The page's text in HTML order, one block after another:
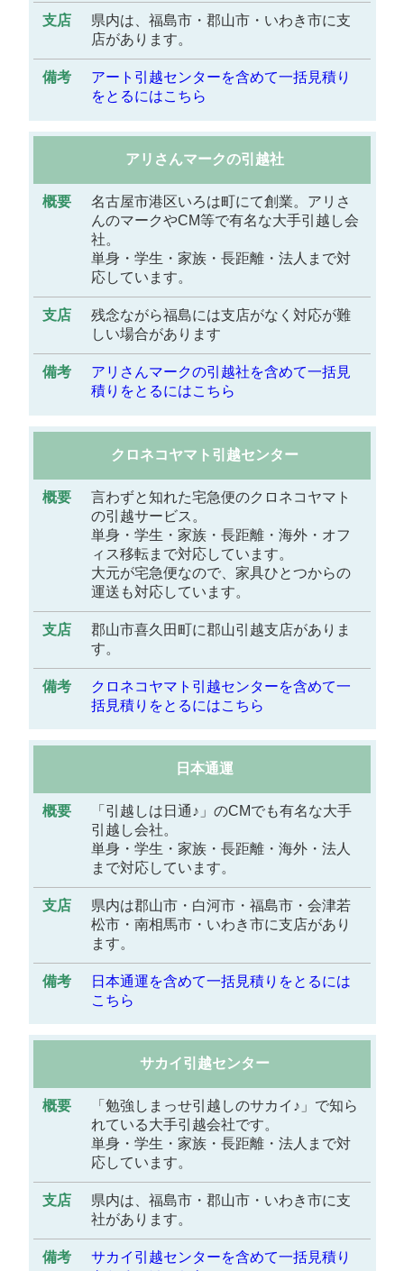
県内は、福島市・郡山市・いわき市に支
店があります。
アート引越センターを含めて一括見積り
をとるにはこちら
アリさんマークの引越社
名古屋市港区いろは町にて創業。アリさ
んのマークやCM等で有名な大手引越し会
社。
単身・学生・家族・長距離・法人まで対
応しています。
残念ながら福島には支店がなく対応が難
しい場合があります
アリさんマークの引越社を含めて一括見
積りをとるにはこちら
クロネコヤマト引越センター
言わずと知れた宅急便のクロネコヤマト
の引越サービス。
単身・学生・家族・長距離・海外・オフ
ィス移転まで対応しています。
大元が宅急便なので、家具ひとつからの
運送も対応しています。
郡山市喜久田町に郡山引越支店がありま
す。
クロネコヤマト引越センターを含めて一
括見積りをとるにはこちら
日本通運
「引越しは日通♪」のCMでも有名な大手
引越し会社。
単身・学生・家族・長距離・海外・法人
まで対応しています。
県内は郡山市・白河市・福島市・会津若
松市・南相馬市・いわき市に支店があり
ます。
日本通運を含めて一括見積りをとるには
こちら
サカイ引越センター
「勉強しまっせ引越しのサカイ♪」で知ら
れている大手引越会社です。
単身・学生・家族・長距離・法人まで対
応しています。
県内は、福島市・郡山市・いわき市に支
社があります。
サカイ引越センターを含めて一括見積り